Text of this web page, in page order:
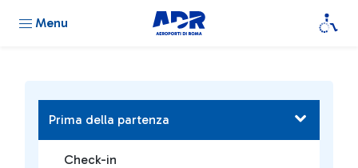
Menu
Prima della partenza
Check-in